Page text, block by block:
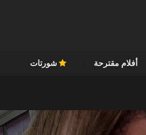
أفلام مقترحة شورتات